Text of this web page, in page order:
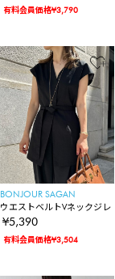
有料会員価格¥3,790
BONJOUR SAGAN
ウエストベルトVネックジレ
¥5,390
有料会員価格¥3,504